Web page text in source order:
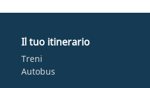
Il tuo itinerario
Treni
Autobus